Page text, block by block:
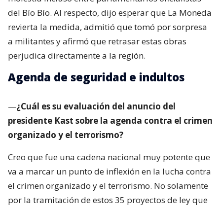
del Bío Bío. Al respecto, dijo esperar que La Moneda
revierta la medida, admitió que tomó por sorpresa
a militantes y afirmó que retrasar estas obras
perjudica directamente a la región.
Agenda de seguridad e indultos
—¿Cuál es su evaluación del anuncio del
presidente Kast sobre la agenda contra el crimen
organizado y el terrorismo?
Creo que fue una cadena nacional muy potente que
va a marcar un punto de inflexión en la lucha contra
el crimen organizado y el terrorismo. No solamente
por la tramitación de estos 35 proyectos de ley que